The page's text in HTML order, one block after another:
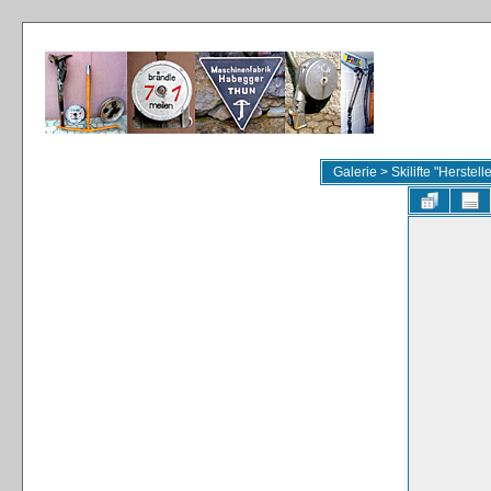
Galerie > Skilifte